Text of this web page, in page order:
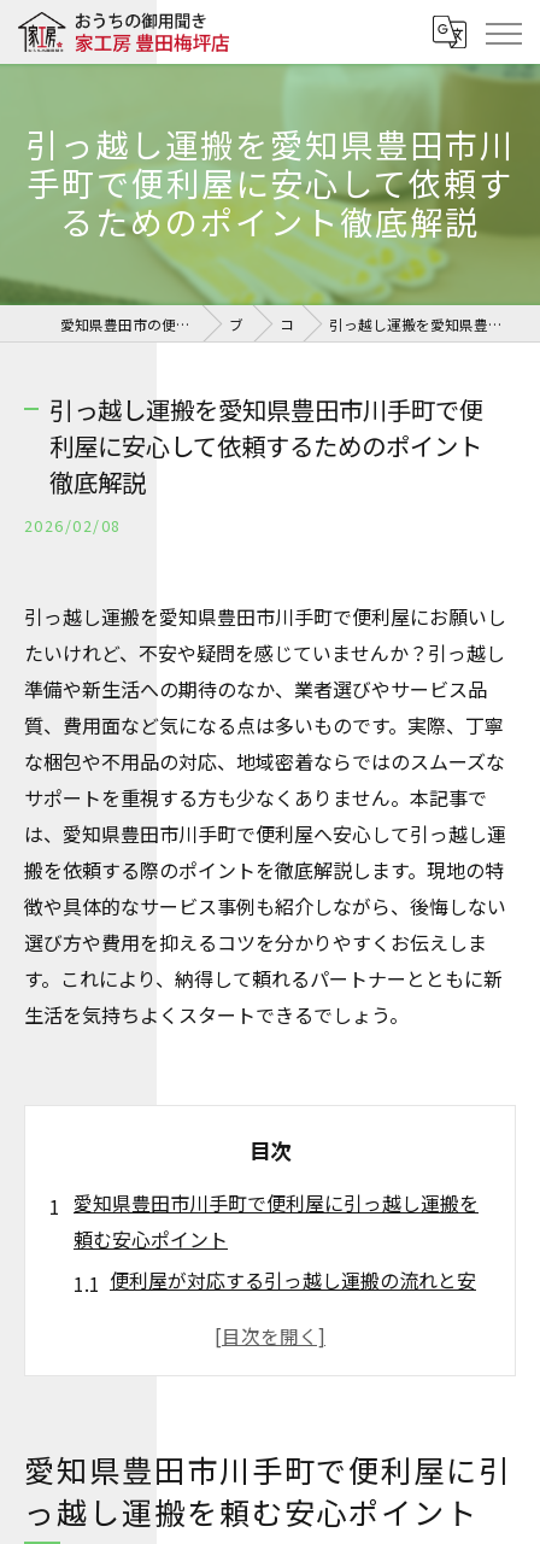
引っ越し運搬を愛知県豊田市川
手町で便利屋に安心して依頼す
るためのポイント徹底解説
愛知県豊田市の便利屋ならおうちの御用聞き 家工房 豊田梅坪店 ブログ コラム 引っ越し運搬を愛知県豊田市川手町で便利屋に安心して依頼するためのポイント徹底解説
引っ越し運搬を愛知県豊田市川手町で便
利屋に安心して依頼するためのポイント
徹底解説
2026/02/08
引っ越し運搬を愛知県豊田市川手町で便利屋にお願いし
たいけれど、不安や疑問を感じていませんか？引っ越し
準備や新生活への期待のなか、業者選びやサービス品
質、費用面など気になる点は多いものです。実際、丁寧
な梱包や不用品の対応、地域密着ならではのスムーズな
サポートを重視する方も少なくありません。本記事で
は、愛知県豊田市川手町で便利屋へ安心して引っ越し運
搬を依頼する際のポイントを徹底解説します。現地の特
徴や具体的なサービス事例も紹介しながら、後悔しない
選び方や費用を抑えるコツを分かりやすくお伝えしま
す。これにより、納得して頼れるパートナーとともに新
生活を気持ちよくスタートできるでしょう。
目次
愛知県豊田市川手町で便利屋に引っ越し運搬を
頼む安心ポイント
便利屋が対応する引っ越し運搬の流れと安
地域密着の便利屋ならではのサポート体制
引っ越し運搬に強い便利屋を選ぶコツとは
口コミで評判の便利屋サービス活用術
愛知県豊田市川手町で便利屋に引
っ越し運搬を頼む安心ポイント